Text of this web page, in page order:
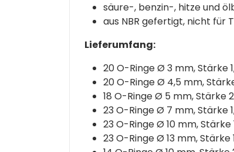
säure-, benzin-, hitze und
aus NBR gefertigt, nicht für
Lieferumfang:
20 O-Ringe Ø 3 mm, Stärke
20 O-Ringe Ø 4,5 mm,
18 O-Ringe Ø 5 mm, Stärke
23 O-Ringe Ø 7 mm, Stärke
23 O-Ringe Ø 10 mm, Stärke
23 O-Ringe Ø 13 mm, Stärke